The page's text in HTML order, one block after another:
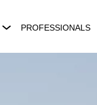
PROFESSIONALS